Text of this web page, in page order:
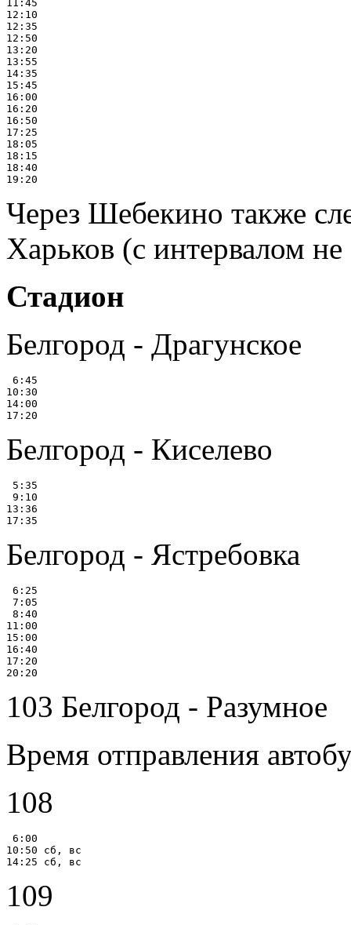
11:45
12:10
12:35
12:50
13:20
13:55
14:35
15:45
16:00
16:20
16:50
17:25
18:05
18:15
18:40
Через Шебекино также
Харьков (с интервалом не
Стадион
Белгород - Драгунское
6:45
10:30
14:00
Белгород - Киселево
5:35
9:10
13:36
Белгород - Ястребовка
6:25
7:05
8:40
11:00
15:00
16:40
17:20
103 Белгород - Разумное
Время отправления
108
6:00
10:50 сб, вс
109